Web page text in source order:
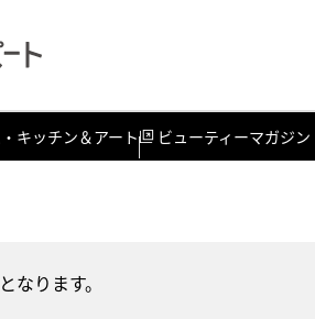
キッチン＆アート ビューティーマガジン
ります。